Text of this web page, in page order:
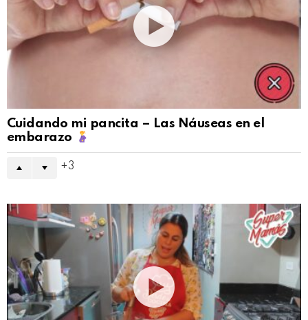
Cuidando mi pancita – Las Náuseas en el
embarazo
3